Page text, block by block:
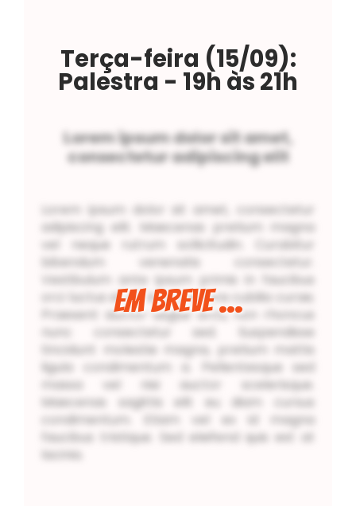
Terça-feira (15/09):
Palestra - 19h às 21h
Lorem ipsum dolor sit amet,
consectetur adipiscing elit
Lorem ipsum dolor sit amet, consectetur
adipiscing elit. Maecenas pretium magna
vel neque rutrum sollicitudin. Curabitur
bibendum venenatis consectetur.
Vestibulum ante ipsum primis in faucibus
orci luctus et ultrices posuere cubilia curae;
Praesent auctor augue arcu, non rhoncus
nunc consectetur sed. Suspendisse
tincidunt molestie magna, pretium mattis
ligula condimentum a. Pellentesque sed
massa vel nisi auctor scelerisque.
Maecenas sagittis elit eu diam cursus
condimentum. Etiam vel ex id magna
faucibus tristique. Sed eleifend quis est at
lacinia.
Em Breve ...